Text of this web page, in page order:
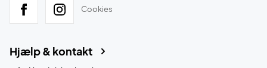
Cookies
Hjælp & kontakt